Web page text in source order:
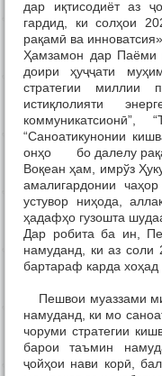
дар иқтисодиёт аз
гардид, ки солҳои
рақамӣ ва
Ҳамзамон дар Паёми
доири ҳуҷҷати
стратегии миллии
истиқлолияти
коммуникатсионӣ”,
“Саноатикунонии
онҳо бо далелу
Воқеан ҳам, имрўз
амалигардонии
устувор ниҳода,
ҳадафҳо гузошта
Дар робита ба ин,
намуданд, ки аз соли
бартараф карда хоҳад
Пешвои муаззами
намуданд, ки мо
чоруми стратегии
барои таъмин
ҷойҳои нави корӣ,